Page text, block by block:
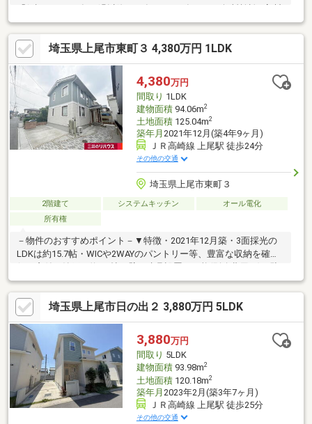
熱・高気密・計画換気 「木製サッシ3層ガラス窓」「壁・床の継
ぎ目にも、厳重な気密施工」■2LDKへ変更可能 2階部分の階段ホ
ールと一体になっているスペースには、 将来的に居室として区
切れるよう、 天井下地が補強されており、リフォームによ
り、 居室を増やすことも可能です。（別途費用がかかりま
す。）
埼玉県上尾市東町３ 4,380万円 1LDK
4,380万円
間取り 1LDK
建物面積94.06m2
土地面積125.04m2
築年月 2021年12月(築4年9ヶ月)
ＪＲ高崎線 上尾駅 徒歩24分
その他の交通
埼玉県上尾市東町３
2階建て システムキッチン
オール電化
所有権
－物件のおすすめポイント－▼特徴・2021年12月築・3面採光の
LDKは約15.7帖・WICや2WAYのパントリー等、豊富な収納を確
車スペース有(車種による)▼設備・キッチンに「きれい除菌水」
生成器を設置・各階に洗面台・トイレ有▼周辺環境・東町小学校
徒歩3分(約165m)※容積率は前面道路幅員により160％に制限され
ます※法22条区域※ゴミ置き場面積1.6平米(持ち分1／4)■ ご希望の
住まい探しをお手伝いします ━━━━━・・・物件の詳細・ご相
談はお気軽にお問い合わせください。
埼玉県上尾市日の出２ 3,880万円 5LDK
3,880万円
間取り 5LDK
建物面積93.98m2
土地面積120.18m2
築年月 2023年2月(築3年7ヶ月)
ＪＲ高崎線 上尾駅 徒歩25分
その他の交通